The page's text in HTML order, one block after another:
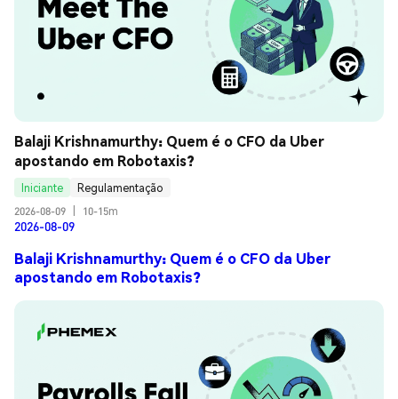
Balaji Krishnamurthy: Quem é o CFO da Uber
apostando em Robotaxis?
Iniciante
Regulamentação
2026-08-09
10-15m
2026-08-09
Balaji Krishnamurthy: Quem é o CFO da Uber
apostando em Robotaxis?